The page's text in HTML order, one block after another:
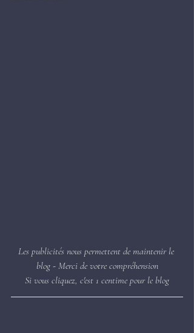
Les publicités nous permettent de maintenir le
blog - Merci de votre compréhension
Si vous cliquez, c'est 1 centime pour le blog